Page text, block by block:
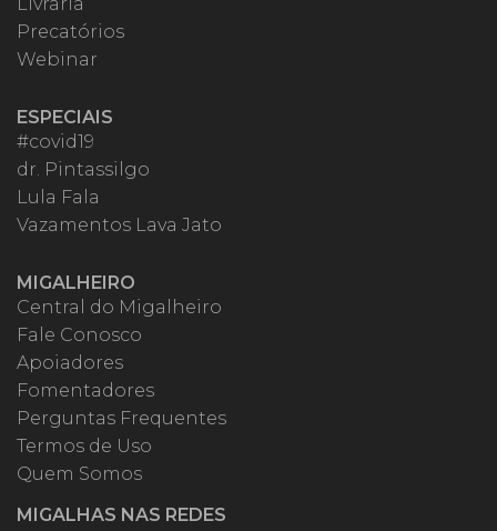
Precatórios
Webinar
ESPECIAIS
#covid19
dr. Pintassilgo
Lula Fala
Vazamentos Lava Jato
MIGALHEIRO
Central do Migalheiro
Fale Conosco
Apoiadores
Fomentadores
Perguntas Frequentes
Termos de Uso
Quem Somos
MIGALHAS NAS REDES